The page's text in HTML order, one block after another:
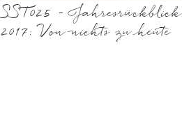
SST025 – Jahresrückblick
2017: Von nichts zu heute